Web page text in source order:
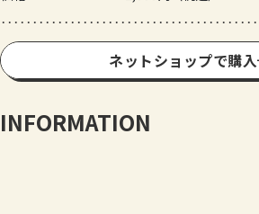
ネットショップで購入
INFORMATION